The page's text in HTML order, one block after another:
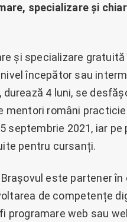
specializare și
și specializare
începător sau
4 luni, se
români
septembrie 2021, iar
pentru cursanți.
este partener
de competențe
programare web sau